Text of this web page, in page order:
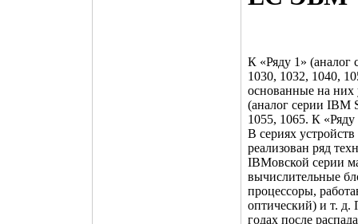
К «Ряду 1» (аналог
1030, 1032, 1040,
основанные на
(аналог серии IBM
1055, 1065. К
В сериях
реализован ряд
IBMовской серии
вычислительные
процессоры,
оптический) и т. д.
годах после